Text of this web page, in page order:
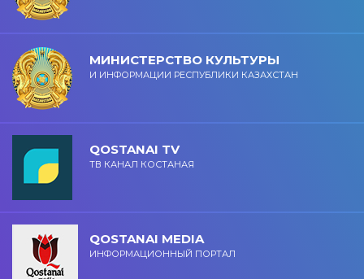
МИНИСТЕРСТВО КУЛЬТУРЫ
И ИНФОРМАЦИИ РЕСПУБЛИКИ КАЗАХСТАН
QOSTANAI TV
ТВ КАНАЛ КОСТАНАЯ
QOSTANAI MEDIA
ИНФОРМАЦИОННЫЙ ПОРТАЛ